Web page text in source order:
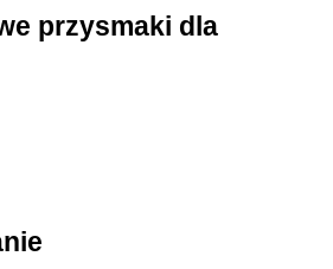
przysmaki dla